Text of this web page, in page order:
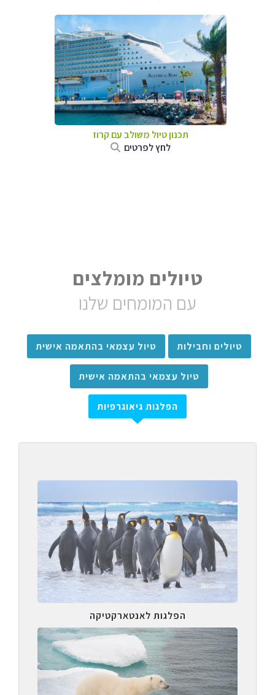
תכנון טיול משולב עם קרוז
לחץ לפרטים
טיולים מומלצים
עם המומחים שלנו
טיולים וחבילות טיול עצמאי בהתאמה אישית
טיול עצמאי בהתאמה אישית
הפלגות גיאוגרפיות
הפלגות לאנטארקטיקה